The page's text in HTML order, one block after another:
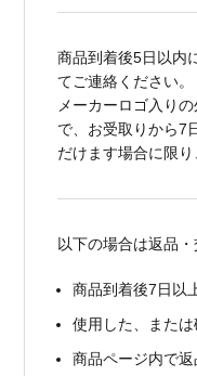
商品到着後5日以内
てご連絡ください。
メーカーロゴ入り
で、お受取りから7
だけます場合に限り
以下の場合は返品
商品到着後7日以
使用した、また
商品ページ内で